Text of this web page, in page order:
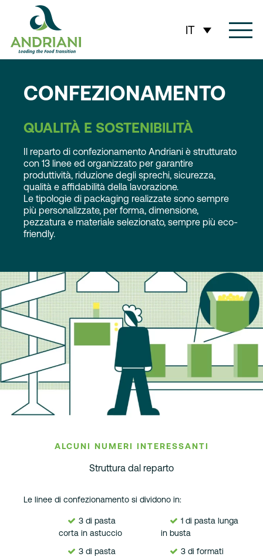
contenuto
IT
CONFEZIONAMENTO
QUALITÀ E SOSTENIBILITÀ
Il reparto di confezionamento Andriani è strutturato
con 13 linee ed organizzato per garantire
produttività, riduzione degli sprechi, sicurezza,
qualità e affidabilità della lavorazione.
Le tipologie di packaging realizzate sono sempre
più personalizzate, per forma, dimensione,
pezzatura e materiale selezionato, sempre più eco-
friendly.
ALCUNI NUMERI INTERESSANTI
Struttura dal reparto
Le linee di confezionamento si dividono in:
3 di pasta
corta in astuccio
3 di pasta
1 di pasta lunga
in busta
3 di formati